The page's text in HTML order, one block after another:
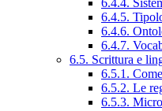
6.4.4.
6.4.5.
6.4.6.
6.4.7.
6.5. Scrittura e
6.5.1.
6.5.2. Le
6.5.3.